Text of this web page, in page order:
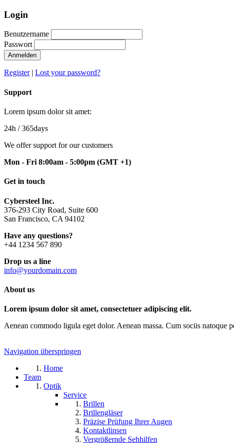
Login
Benutzername
Passwort
Anmelden
Register| Lost your password?
Support
Lorem ipsum dolor sit amet:
24h / 365days
We offer support for our customers
Mon - Fri 8:00am - 5:00pm (GMT +1)
Get in touch
Cybersteel Inc.
376-293 City Road, Suite 600
San Francisco, CA 94102
Have any questions?
+44 1234 567 890
Drop us a line
info@yourdomain.com
About us
Lorem ipsum dolor sit amet, consectetuer adipiscing elit.
Aenean commodo ligula eget dolor. Aenean massa. Cum sociis
Navigation überspringen
Home
Team
Optik
Service
Brillen
Brillengläser
Präzise Prüfung Ihrer Augen
Kontaktlinsen
Vergrößernde Sehhilfen